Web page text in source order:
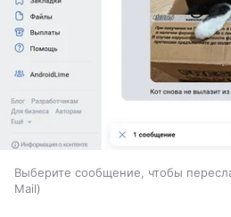
Выберите сообщение, чтобы
Mail